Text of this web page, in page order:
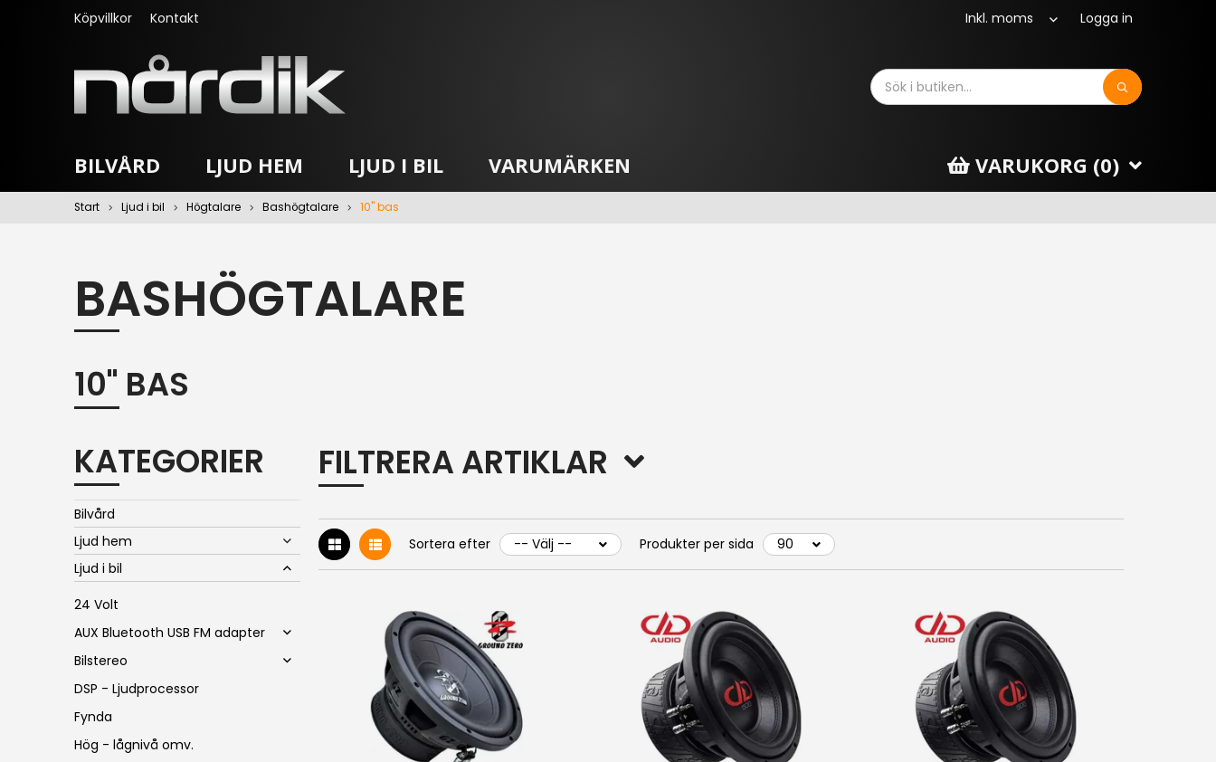
Köpvillkor Kontakt Logga in
Sök
BILVÅRD LJUD HEM LJUD I BIL VARUMÄRKEN VARUKORG (0)
Start Ljud i bil Högtalare Bashögtalare 10" bas
BASHÖGTALARE
10" BAS
KATEGORIER
Bilvård
Ljud hem
Ljud i bil
24 Volt
AUX Bluetooth USB FM adapter
Bilstereo
DSP - Ljudprocessor
Fynda
Hög - lågnivå omv.
FILTRERA ARTIKLAR
Sortera efter Produkter per sida